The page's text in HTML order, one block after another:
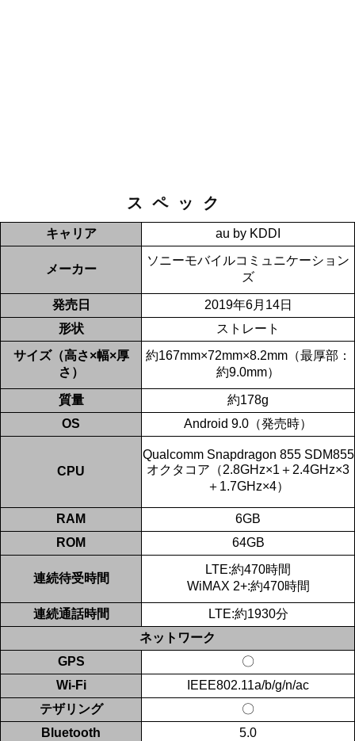
スペック
キャリア au by KDDI
メーカー
ソニーモバイルコミュニケーション
ズ
発売日
2019年6月14日
形状
ストレート
サイズ（高さ×幅×厚
さ）
約167mm×72mm×8.2mm（最厚部：
約9.0mm）
質量
約178g
OS
Android 9.0（発売時）
CPU
Qualcomm Snapdragon 855 SDM855
オクタコア（2.8GHz×1＋2.4GHz×3
＋1.7GHz×4）
RAM
6GB
ROM
64GB
連続待受時間
LTE:約470時間
WiMAX 2+:約470時間
連続通話時間
LTE:約1930分
ネットワーク
GPS
〇
Wi-Fi
IEEE802.11a/b/g/n/ac
テザリング
〇
Bluetooth
5.0